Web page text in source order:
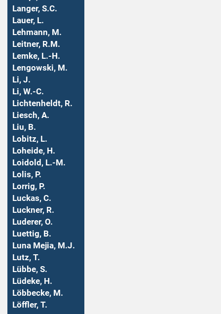
Langer, S.C.
Lauer, L.
Lehmann, M.
Leitner, R.M.
Lemke, L.-H.
Lengowski, M.
Li, J.
Li, W.-C.
Lichtenheldt, R.
Liesch, A.
Liu, B.
Lobitz, L.
Loheide, H.
Loidold, L.-M.
Lolis, P.
Lorrig, P.
Luckas, C.
Luckner, R.
Luderer, O.
Luettig, B.
Luna Mejia, M.J.
Lutz, T.
Lübbe, S.
Lüdeke, H.
Löbbecke, M.
Löffler, T.